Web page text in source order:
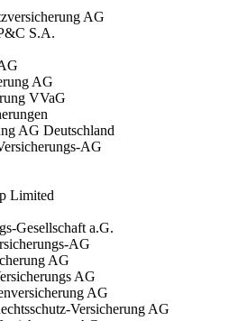
AG
S.A.
AG
VVaG
AG Deutschland
AG
Limited
Gesellschaft a.G.
AG
AG
AG
AG
Versicherung AG